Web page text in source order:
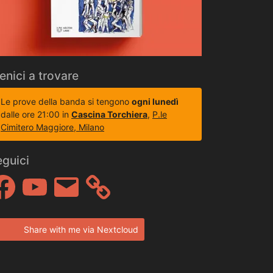
a trovare
Le prove della banda si tengono ogni lunedì
dalle ore 21:00 in Cascina Torchiera, P.le
Cimitero Maggiore, Milano
Email
Share with me via Nextcloud